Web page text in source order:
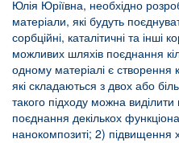
Юлія Юріївна, необхідно
матеріали, які будуть
сорбційні, каталітичні та інші
можливих шляхів поєднання
одному матеріалі є створення
які складаються з двох або
такого підходу можна
поєднання декількох
нанокомпозиті; 2) підвищення